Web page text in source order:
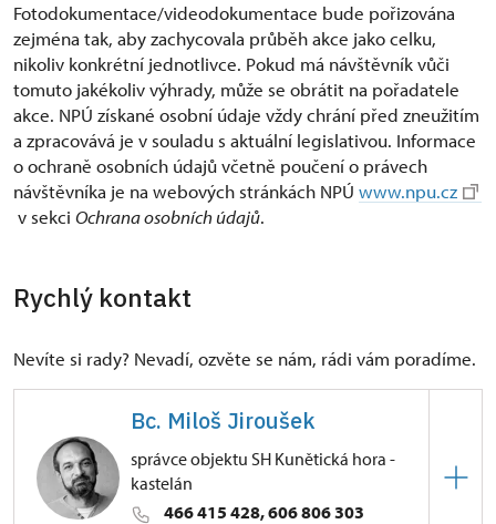
Fotodokumentace/videodokumentace bude pořizována
zejména tak, aby zachycovala průběh akce jako celku,
nikoliv konkrétní jednotlivce. Pokud má návštěvník vůči
tomuto jakékoliv výhrady, může se obrátit na pořadatele
akce. NPÚ získané osobní údaje vždy chrání před zneužitím
a zpracovává je v souladu s aktuální legislativou. Informace
o ochraně osobních údajů včetně poučení o právech
návštěvníka je na webových stránkách NPÚ www.npu.cz
v sekci Ochrana osobních údajů.
Rychlý kontakt
Nevíte si rady? Nevadí, ozvěte se nám, rádi vám poradíme.
Bc. Miloš Jiroušek
správce objektu SH Kunětická hora -
kastelán
466 415 428, 606 806 303